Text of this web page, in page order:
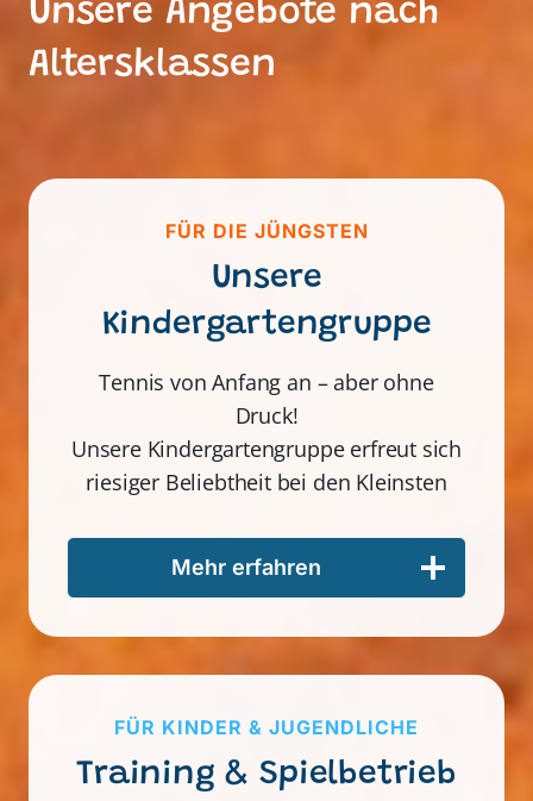
Unsere Angebote nach
Altersklassen
FÜR DIE JÜNGSTEN
Unsere
Kindergartengruppe
Tennis von Anfang an – aber ohne
Druck!
Unsere Kindergartengruppe erfreut sich
riesiger Beliebtheit bei den Kleinsten
Mehr erfahren
FÜR KINDER & JUGENDLICHE
Training & Spielbetrieb